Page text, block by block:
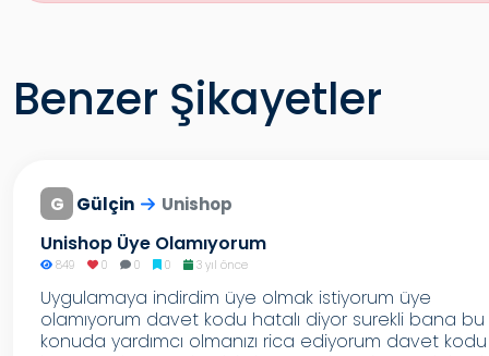
Benzer Şikayetler
G Gülçin Unishop
Unishop Üye Olamıyorum
849 0 0 0 3 yıl önce
Uygulamaya indirdim üye olmak istiyorum üye
olamıyorum davet kodu hatalı diyor surekli bana bu
konuda yardımcı olmanızı rica ediyorum davet kodu